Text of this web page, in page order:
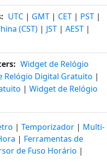
: UTC | GMT | CET | PST |
(CST) | JST | AEST |
Widget de Relógio
Relógio Digital Gratuito |
| Widget de Relógio
| Temporizador | Multi-
| Ferramentas de
de Fuso Horário |